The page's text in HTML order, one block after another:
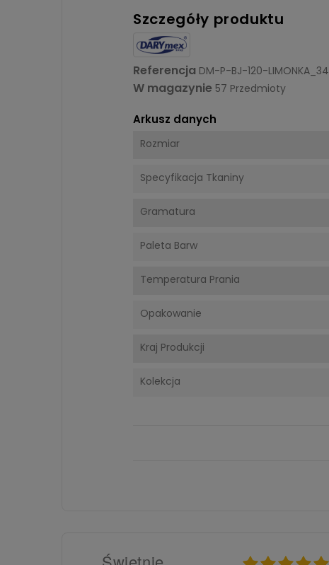
Szczegóły produktu
Referencja DM-P-BJ-120-LIMONKA_34
W magazynie 57 Przedmioty
Arkusz danych
Rozmiar
Specyfikacja Tkaniny
Gramatura
Paleta Barw
Temperatura Prania
Opakowanie
Kraj Produkcji
Kolekcja